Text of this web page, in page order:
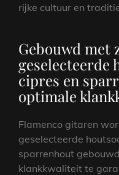
rijke cultuur en
Gebouwd met
geselecteerde
cipres en
optimale
Flamenco gitaren
geselecteerde
sparrenhout
klankkwaliteit te